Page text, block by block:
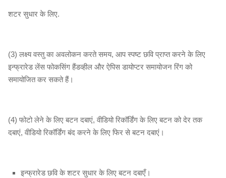
शटर सुधार के लिए.
(3) लक्ष्य वस्तु का अवलोकन करते समय, आप स्पष्ट छवि प्राप्त करने के लिए
इन्फ्रारेड लेंस फोकसिंग हैंडव्हील और ऐपिस डायोप्टर समायोजन रिंग को
समायोजित कर सकते हैं।
(4) फोटो लेने के लिए बटन दबाएं, वीडियो रिकॉर्डिंग के लिए बटन को देर तक
दबाएं, वीडियो रिकॉर्डिंग बंद करने के लिए फिर से बटन दबाएं।
इन्फ्रारेड छवि के शटर सुधार के लिए बटन दबाएँ।